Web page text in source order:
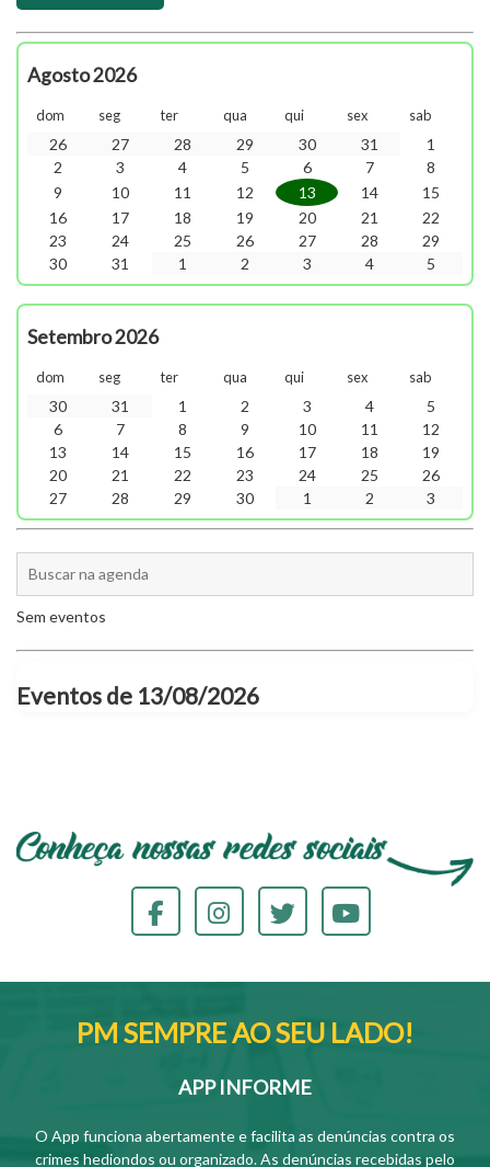
Agosto 2026
dom seg ter qua qui sex sab
26 27 28 29 30 31
1
2
3 4 5 6 7
8
9
10 11 12 13 14
15
16
17 18 19 20 21
22
23
24 25 26 27 28
29
30
31 1 2 3 4 5
Setembro 2026
dom seg ter qua qui sex sab
30 31 1 2 3 4
5
6
7 8 9 10 11
12
13
14 15 16 17 18
19
20
21 22 23 24 25
26
27
28 29 30 1 2 3
Sem eventos
Eventos de 13/08/2026
PM SEMPRE AO SEU LADO!
APP INFORME
O App funciona abertamente e facilita as denúncias contra os
crimes hediondos ou organizado. As denúncias recebidas pelo